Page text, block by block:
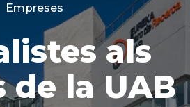
Categories
Empreses
als
de la UAB